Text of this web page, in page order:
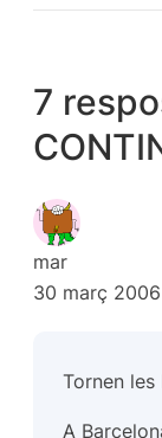
7
mar
30 març 2006
Tornen les
A